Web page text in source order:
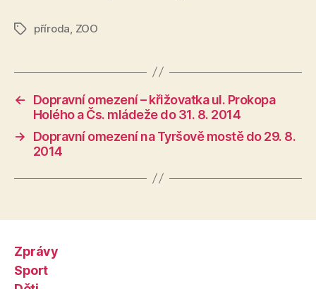
Štítkypříroda ZOO
←
Dopravní omezení – křižovatka ul. Prokopa
Holého a Čs. mládeže do 31. 8. 2014
→
Dopravní omezení na Tyršově mostě do 29. 8.
2014
Zprávy
Sport